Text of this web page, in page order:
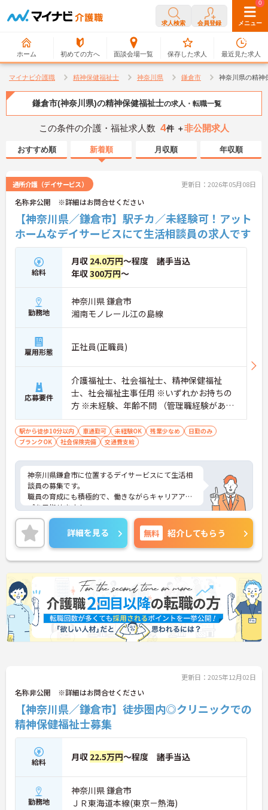
求人検索 会員登録 メニュー
ホーム 初めての方へ 面談会場一覧
0
保存した求人
0
最近見た求人
マイナビ介護職 精神保健福祉士 神奈川県 鎌倉市 神奈川県の精神
鎌倉市(神奈川県)の精神保健福祉士の求人・転職一覧
この条件の介護・福祉求人数 4件 ＋非公開求人
おすすめ順 新着順 月収順 年収順
通所介護（デイサービス） 更新日：2026年05月08日
名称非公開 ※詳細はお問合せください
【神奈川県／鎌倉市】駅チカ／未経験可！アット
ホームなデイサービスにて生活相談員の求人です
給料
月収 24.0万円～程度 諸手当込
年収300万円～
勤務地
神奈川県 鎌倉市
湘南モノレール江の島線
雇用形態 正社員(正職員)
応募要件
介護福祉士、社会福祉士、精神保健福祉
士、社会福祉主事任用 ※いずれかお持ちの
方 ※未経験、年齢不問 （管理職経験がある
方歓迎）
駅から徒歩10分以内 車通勤可 未経験OK 残業少なめ
日勤のみ
ブランクOK
社会保険完備 交通費支給
神奈川県鎌倉市に位置するデイサービスにて生活相
談員の募集です。
職員の育成にも積極的で、働きながらキャリアアッ
プを目指せます！
ご興味のある方には、面接対策ポイントなど、さら
に詳細をお話しいたしますので、お気軽にご相談く
ださい。
詳細を見る 無料 紹介してもらう
更新日：2025年12月02日
名称非公開 ※詳細はお問合せください
【神奈川県／鎌倉市】徒歩圏内◎クリニックでの
精神保健福祉士募集
給料 月収 22.5万円～程度 諸手当込
勤務地
神奈川県 鎌倉市
ＪＲ東海道本線(東京－熱海)